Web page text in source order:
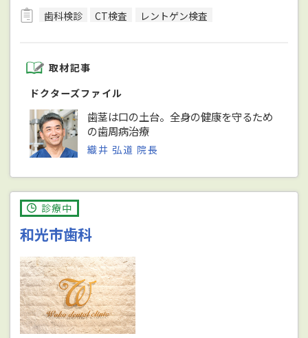
歯科検診
CT検査 レントゲン検査
取材記事
ドクターズファイル
歯茎は口の土台。全身の健康を守るため
の歯周病治療
織井 弘道 院長
診療中
和光市歯科